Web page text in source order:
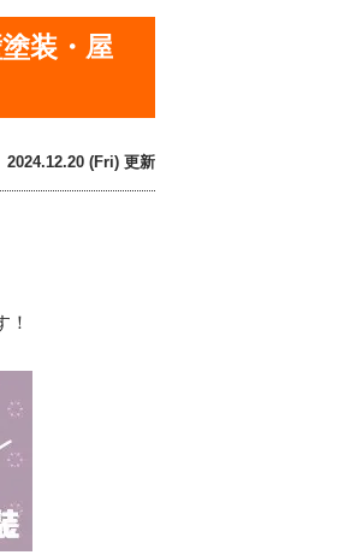
装・屋
2024.12.20 (Fri) 更新
！